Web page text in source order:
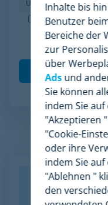
Minderest ist ein
Unternehmen.
meiner Daten
Inhalte bis
Benutzer
Bereiche der
zur
über
Adsund
Sie können
indem Sie
"Akzeptieren
"Cookie-
oder ihre
indem Sie
"Ablehnen "
den